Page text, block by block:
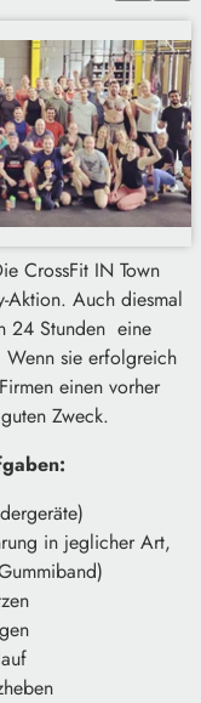
CrossFit IN Town
Aktion. Auch diesmal
24 Stunden eine
Wenn sie erfolgreich
einen vorher
Zweck.
in jeglicher Art,